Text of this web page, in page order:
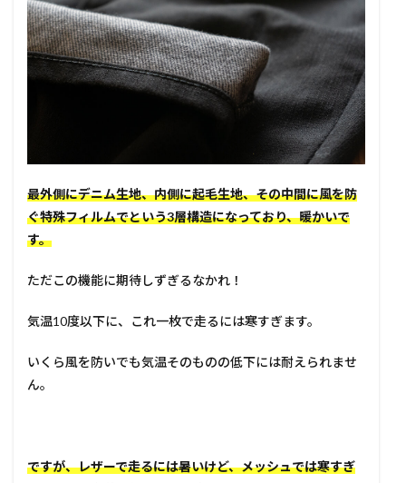
最外側にデニム生地、内側に起毛生地、その中間に風を防
ぐ特殊フィルムでという3層構造になっており、暖かいで
す。
ただこの機能に期待しずぎるなかれ！
気温10度以下に、これ一枚で走るには寒すぎます。
いくら風を防いでも気温そのものの低下には耐えられませ
ん。
ですが、レザーで走るには暑いけど、メッシュでは寒すぎ